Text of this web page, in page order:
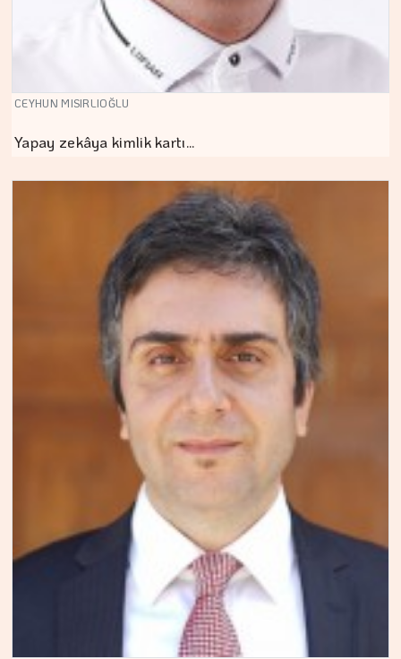
CEYHUN MISIRLIOĞLU
Yapay zekâya kimlik kartı…